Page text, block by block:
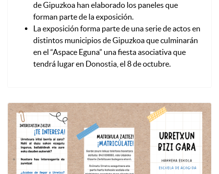
de Gipuzkoa han elaborado los paneles que
forman parte de la exposición.
La exposición forma parte de una serie de actos en
distintos municipios de Gipuzkoa que culminarán
en el “Aspace Eguna” una fiesta asociativa que
tendrá lugar en Donostia, el 8 de octubre.